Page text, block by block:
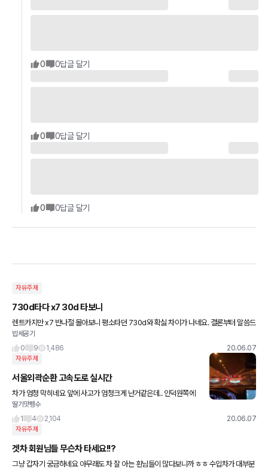
0 0답글 달기
0 0답글 달기
0 0답글 달기
자유주제
730d타다 x7 30d 타보니
렌트카지만 x7 반나절 몰아보니 평소타던 730d와 확싫 차이가 나네요. 결론부터 말씀드
리자면 세단은 세단이고 suv는 suv라는 것을 느꼈습니다. 2열에 탄 아이들이 차고도 높
고 롤링이 있어선
밥세공기
0
9 1,486 20.06.07
자유주제
서울외곽순환 고속도로 실시간
차가 엄청 막히네요 앞에 사고가 엄청크게 난거같은데.. 인덕원쪽에
서 시흥 가시는분들 참고하셔서 우회해서 가셔요
딸기맛펭수
1
4 2,104 20.06.07
자유주제
겟차 회원님들 무슨차 타세요!!?
그냥 갑자기 궁금하네요 아무래도 차 잘 아는 횐님들이 많다보니까 ㅎㅎ 수입차가 대부분